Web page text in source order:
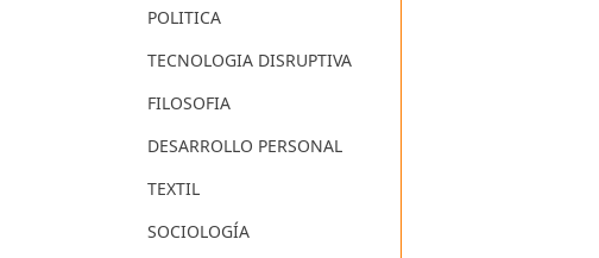
POLITICA
TECNOLOGIA DISRUPTIVA
FILOSOFIA
DESARROLLO PERSONAL
TEXTIL
SOCIOLOGÍA